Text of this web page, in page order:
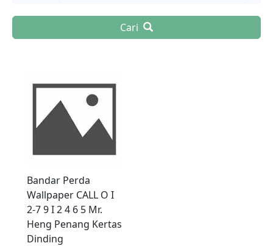
Cari
Bandar Perda
Wallpaper CALL O I
2-7 9 I 2 4 6 5 Mr.
Heng Penang Kertas
Dinding